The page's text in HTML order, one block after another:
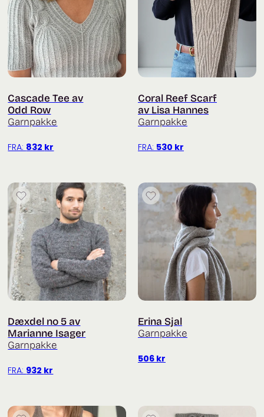
Cascade Tee av
Odd Row
Garnpakke
FRA: 832 kr
Coral Reef Scarf
av Lisa Hannes
Garnpakke
FRA: 530 kr
Dæxdel no 5 av
Marianne Isager
Garnpakke
FRA: 932 kr
Erina Sjal
Garnpakke
506 kr